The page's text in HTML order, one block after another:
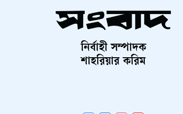
নির্বাহী সম্পাদক
শাহরিয়ার করিম